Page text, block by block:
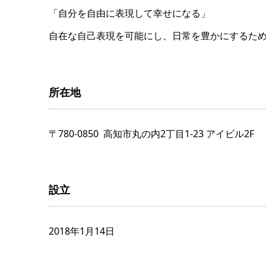
「自分を自由に表現して幸せになる」
自在な自己表現を可能にし、日常を豊かにするた
所在地
〒780-0850 高知市丸の内2丁目1-23 アイビル2F
設立
2018年1月14日